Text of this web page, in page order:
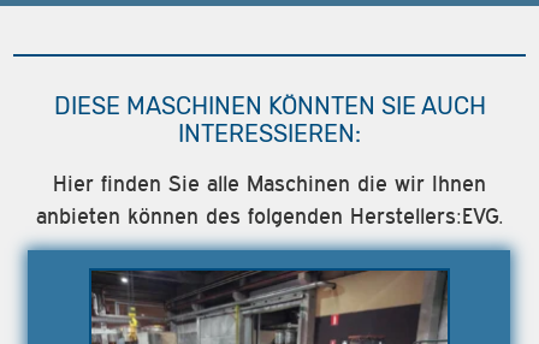
DIESE MASCHINEN KÖNNTEN SIE AUCH
INTERESSIEREN:
Hier finden Sie alle Maschinen die wir Ihnen
anbieten können des folgenden Herstellers:EVG.